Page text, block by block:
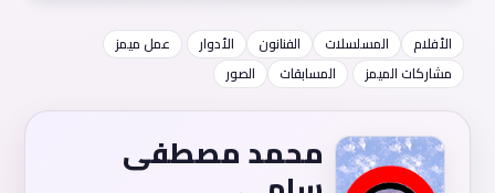
الأفلام المسلسلات الفنانون الأدوار
عمل ميمز
مشاركات الميمز
المسابقات الصور
محمد مصطفى